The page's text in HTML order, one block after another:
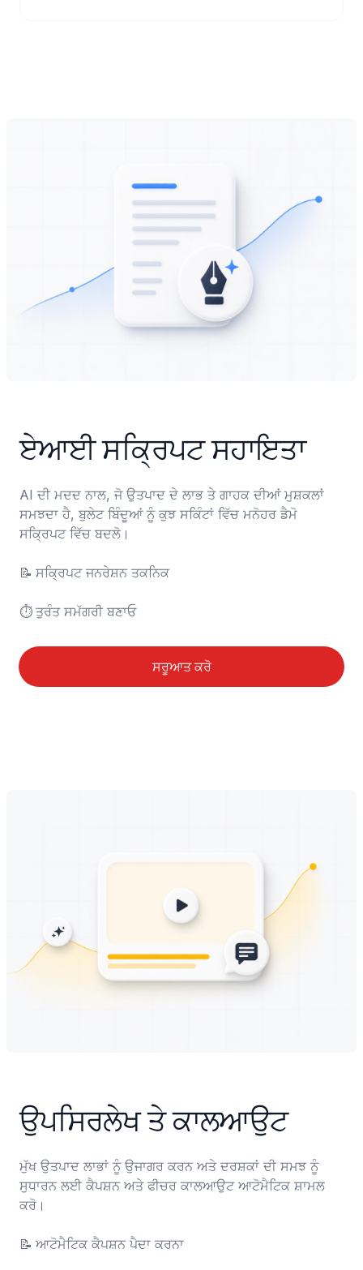
ਏਆਈ ਸਕ੍ਰਿਪਟ ਸਹਾਇਤਾ
AI ਦੀ ਮਦਦ ਨਾਲ, ਜੋ ਉਤਪਾਦ ਦੇ ਲਾਭ ਤੇ ਗਾਹਕ ਦੀਆਂ ਮੁਸ਼ਕਲਾਂ
ਸਮਝਦਾ ਹੈ, ਬੁਲੇਟ ਬਿੰਦੂਆਂ ਨੂੰ ਕੁਝ ਸਕਿੰਟਾਂ ਵਿੱਚ ਮਨੋਹਰ ਡੈਮੋ
ਸਕ੍ਰਿਪਟ ਵਿੱਚ ਬਦਲੋ।
📝	ਸਕ੍ਰਿਪਟ ਜਨਰੇਸ਼ਨ ਤਕਨਿਕ
⏱️	ਤੁਰੰਤ ਸਮੱਗਰੀ ਬਣਾਓ
ਸਰੂਆਤ ਕਰੋ
ਉਪਸਿਰਲੇਖ ਤੇ ਕਾਲਆਉਟ
ਮੁੱਖ ਉਤਪਾਦ ਲਾਭਾਂ ਨੂੰ ਉਜਾਗਰ ਕਰਨ ਅਤੇ ਦਰਸ਼ਕਾਂ ਦੀ ਸਮਝ ਨੂੰ
ਸੁਧਾਰਨ ਲਈ ਕੈਪਸ਼ਨ ਅਤੇ ਫੀਚਰ ਕਾਲਆਉਟ ਆਟੋਮੈਟਿਕ ਸ਼ਾਮਲ
ਕਰੋ।
📝	ਆਟੋਮੈਟਿਕ ਕੈਪਸ਼ਨ ਪੈਦਾ ਕਰਨਾ